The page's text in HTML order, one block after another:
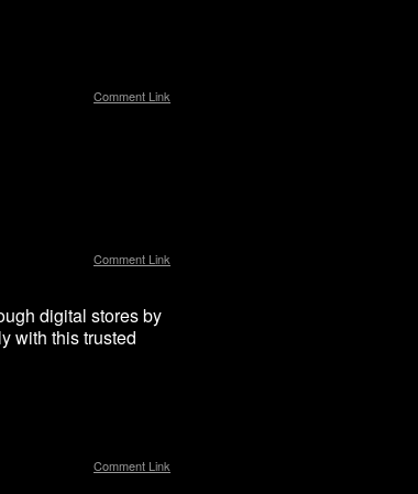
Comment Link
Comment Link
digital stores by
with this trusted
Comment Link